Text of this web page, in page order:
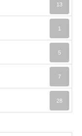
13
1
5
7
28